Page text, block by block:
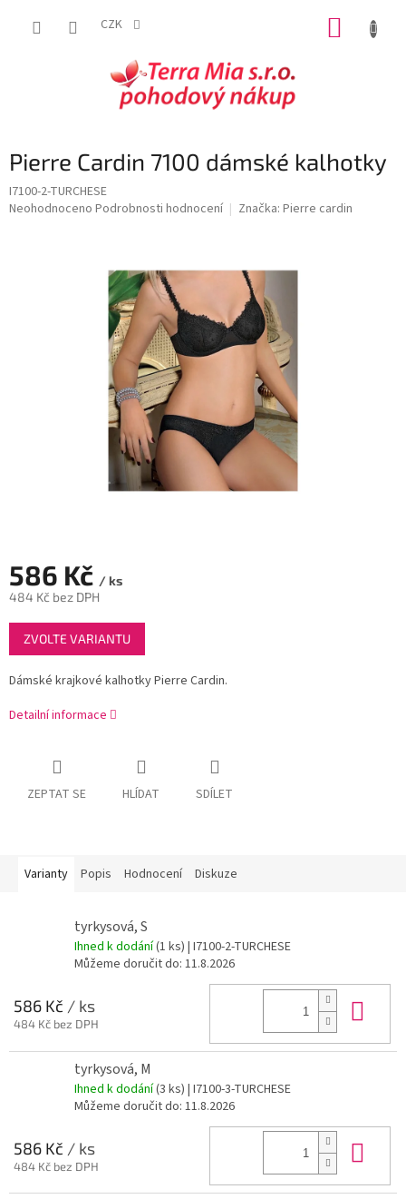
CZK
Pierre Cardin 7100 dámské kalhotky
I7100-2-TURCHESE
Průměrné
Neohodnoceno Podrobnosti hodnocení Značka: Pierre cardin
586 Kč / ks
484 Kč bez DPH
Měrná
cena:
ZVOLTE VARIANTU
Dámské krajkové kalhotky Pierre Cardin.
Detailní informace
ZEPTAT SE HLÍDAT SDÍLET
Varianty Popis Hodnocení Diskuze
tyrkysová, S
Ihned k dodání(1 ks) | I7100-2-TURCHESE
Můžeme doručit do: 11.8.2026
586 Kč / ks
484 Kč bez DPH
tyrkysová, M
Ihned k dodání(3 ks) | I7100-3-TURCHESE
Můžeme doručit do: 11.8.2026
586 Kč / ks
484 Kč bez DPH